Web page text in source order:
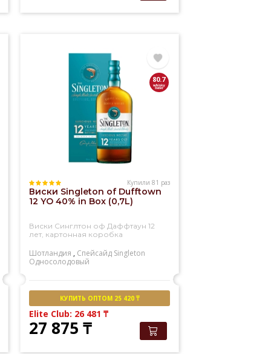
80.7
Купили 81 раз
Виски Singleton of Dufftown
12 YO 40% in Box (0,7L)
Виски Синглтон оф Даффтаун 12
лет, картонная коробка
Шотландия , Спейсайд Singleton
Односолодовый
КУПИТЬ ОПТОМ 25 420 ₸
Elite Club: 26 481₸
27 875₸